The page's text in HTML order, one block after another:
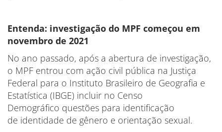
Entenda: investigação do MPF começou em
novembro de 2021
No ano passado, após a abertura de investigação,
o MPF entrou com ação civil pública na Justiça
Federal para o Instituto Brasileiro de Geografia e
Estatística (IBGE) incluir no Censo
Demográfico questões para identificação
de identidade de gênero e orientação sexual.